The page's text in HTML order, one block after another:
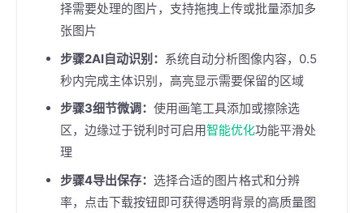
择需要处理的图片，支持拖拽上传或批量添加多
张图片
步骤2AI自动识别： 系统自动分析图像内容，0.5
秒内完成主体识别，高亮显示需要保留的区域
步骤3细节微调： 使用画笔工具添加或擦除选
区，边缘过于锐利时可启用智能优化功能平滑处
理
步骤4导出保存： 选择合适的图片格式和分辨
率，点击下载按钮即可获得透明背景的高质量图